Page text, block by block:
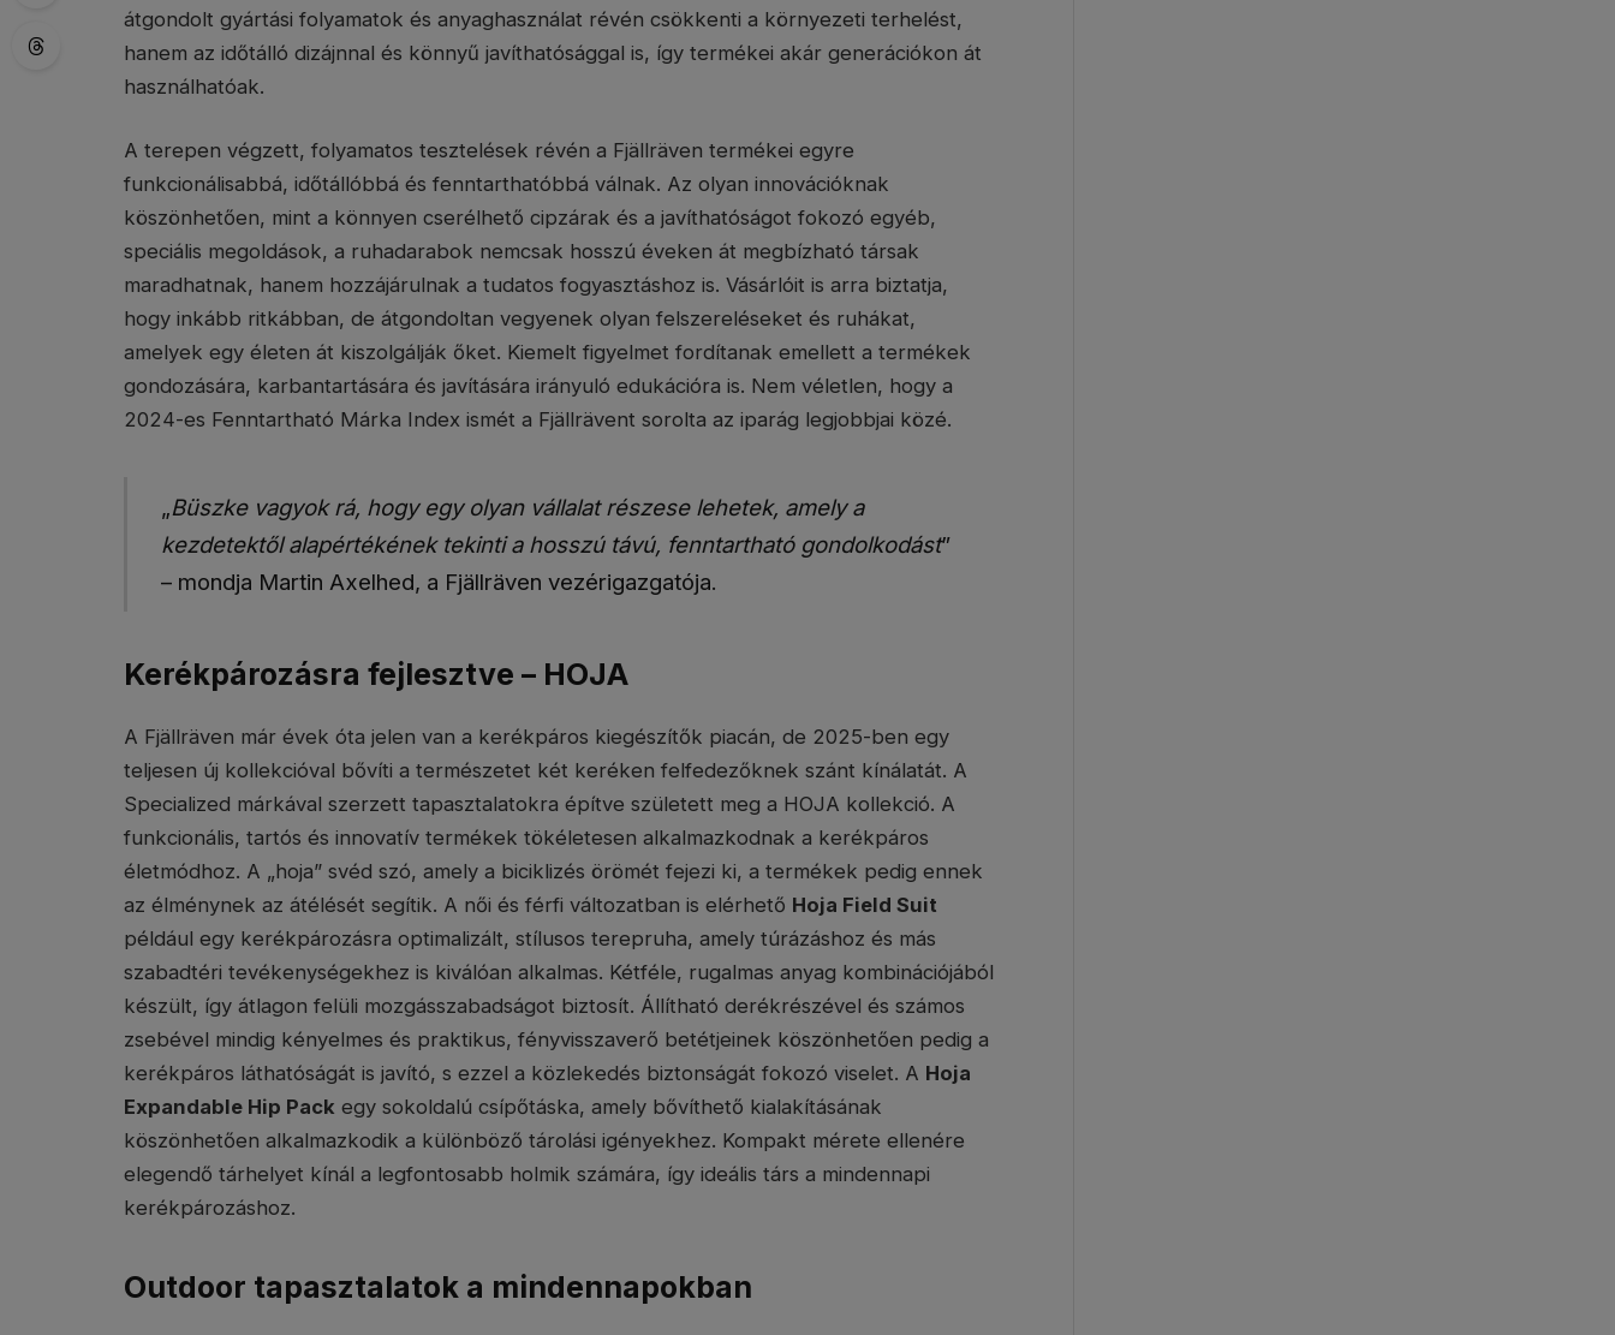
átgondolt gyártási folyamatok és anyaghasználat révén csökkenti a környezeti terhelést,
hanem az időtálló dizájnnal és könnyű javíthatósággal is, így termékei akár generációkon át
használhatóak.
A terepen végzett, folyamatos tesztelések révén a Fjällräven termékei egyre
funkcionálisabbá, időtállóbbá és fenntarthatóbbá válnak. Az olyan innovációknak
köszönhetően, mint a könnyen cserélhető cipzárak és a javíthatóságot fokozó egyéb,
speciális megoldások, a ruhadarabok nemcsak hosszú éveken át megbízható társak
maradhatnak, hanem hozzájárulnak a tudatos fogyasztáshoz is. Vásárlóit is arra biztatja,
hogy inkább ritkábban, de átgondoltan vegyenek olyan felszereléseket és ruhákat,
amelyek egy életen át kiszolgálják őket. Kiemelt figyelmet fordítanak emellett a termékek
gondozására, karbantartására és javítására irányuló edukációra is. Nem véletlen, hogy a
2024-es Fenntartható Márka Index ismét a Fjällrävent sorolta az iparág legjobbjai közé.
„Büszke vagyok rá, hogy egy olyan vállalat részese lehetek, amely a
kezdetektől alapértékének tekinti a hosszú távú, fenntartható gondolkodást”
– mondja Martin Axelhed, a Fjällräven vezérigazgatója.
Kerékpározásra fejlesztve – HOJA
A Fjällräven már évek óta jelen van a kerékpáros kiegészítők piacán, de 2025-ben egy
teljesen új kollekcióval bővíti a természetet két keréken felfedezőknek szánt kínálatát. A
Specialized márkával szerzett tapasztalatokra építve született meg a HOJA kollekció. A
funkcionális, tartós és innovatív termékek tökéletesen alkalmazkodnak a kerékpáros
életmódhoz. A „hoja” svéd szó, amely a biciklizés örömét fejezi ki, a termékek pedig ennek
az élménynek az átélését segítik. A női és férfi változatban is elérhető Hoja Field Suit
például egy kerékpározásra optimalizált, stílusos terepruha, amely túrázáshoz és más
szabadtéri tevékenységekhez is kiválóan alkalmas. Kétféle, rugalmas anyag kombinációjából
készült, így átlagon felüli mozgásszabadságot biztosít. Állítható derékrészével és számos
zsebével mindig kényelmes és praktikus, fényvisszaverő betétjeinek köszönhetően pedig a
kerékpáros láthatóságát is javító, s ezzel a közlekedés biztonságát fokozó viselet. A Hoja
Expandable Hip Pack egy sokoldalú csípőtáska, amely bővíthető kialakításának
köszönhetően alkalmazkodik a különböző tárolási igényekhez. Kompakt mérete ellenére
elegendő tárhelyet kínál a legfontosabb holmik számára, így ideális társ a mindennapi
kerékpározáshoz.
Outdoor tapasztalatok a mindennapokban